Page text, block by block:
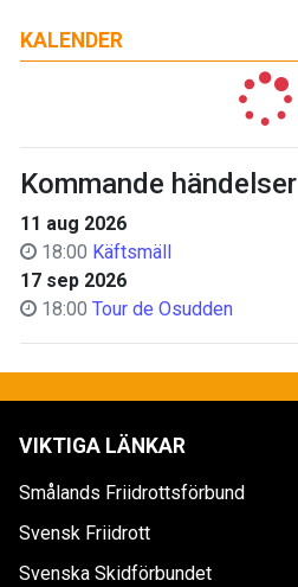
KALENDER
Kommande händelser
11 aug 2026
18:00 Käftsmäll
17 sep 2026
18:00 Tour de Osudden
VIKTIGA LÄNKAR
Smålands Friidrottsförbund
Svensk Friidrott
Svenska Skidförbundet